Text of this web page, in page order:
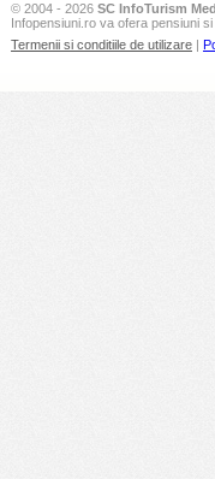
© 2004 - 2026 SC InfoTurism
Infopensiuni.ro va ofera pensiuni
Termenii si conditiile de utilizare |